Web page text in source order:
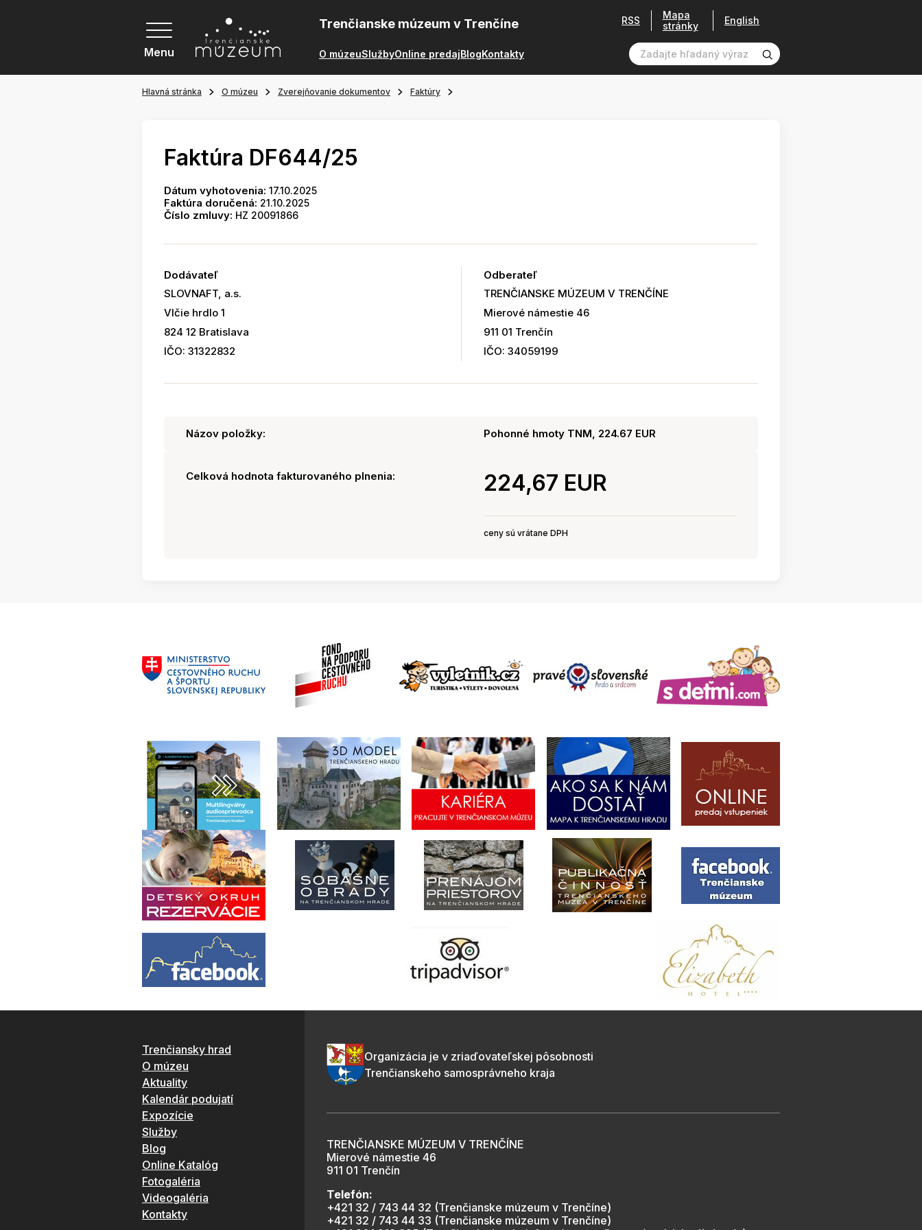
Menu
Trenčianske múzeum v Trenčíne
O múzeuSlužbyOnline predajBlogKontakty
RSS
Mapa
stránky
English
Hlavná stránka O múzeu Zverejňovanie dokumentov Faktúry
Faktúra DF644/25
Dátum vyhotovenia: 17.10.2025
Faktúra doručená: 21.10.2025
Číslo zmluvy: HZ 20091866
Dodávateľ
SLOVNAFT, a.s.
Vlčie hrdlo 1
824 12 Bratislava
IČO: 31322832
Odberateľ
TRENČIANSKE MÚZEUM V TRENČÍNE
Mierové námestie 46
911 01 Trenčín
IČO: 34059199
Názov položky: Pohonné hmoty TNM, 224.67 EUR
Celková hodnota fakturovaného plnenia: 224,67 EUR
ceny sú vrátane DPH
Trenčiansky hrad
O múzeu
Aktuality
Kalendár podujatí
Expozície
Služby
Blog
Online Katalóg
Fotogaléria
Videogaléria
Kontakty
Organizácia je v zriaďovateľskej pôsobnosti
Trenčianskeho samosprávneho kraja
TRENČIANSKE MÚZEUM V TRENČÍNE
Mierové námestie 46
911 01 Trenčín
Telefón:
+421 32 / 743 44 32 (Trenčianske múzeum v Trenčíne)
+421 32 / 743 44 33 (Trenčianske múzeum v Trenčíne)